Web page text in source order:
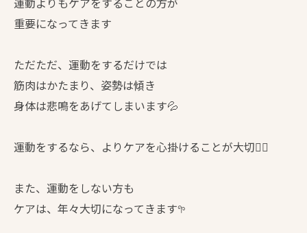
重要になってきます
ただただ、運動をするだけでは
筋肉はかたまり、姿勢は傾き
身体は悲鳴をあげてしまいます💦
運動をするなら、よりケアを心掛けることが大切☝🏻
また、運動をしない方も
ケアは、年々大切になってきます𖧧